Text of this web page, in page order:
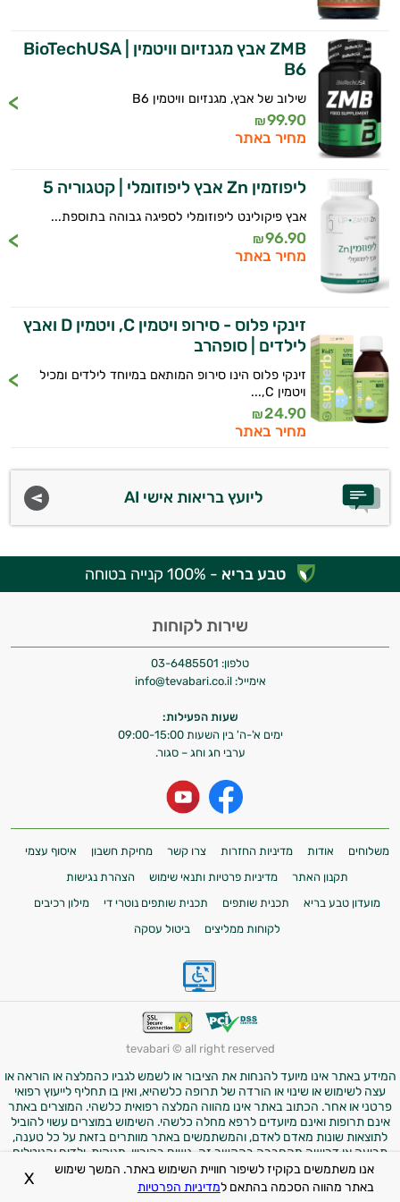
ויטמין K
זעפרן
מורינגה
ZMB אבץ מגנזיום וויטמין BioTechUSA |
B6
שילוב של אבץ, מגנזיום וויטמין B6
99.90
₪
מחיר באתר
ליפוזמין Zn אבץ ליפוזומלי | קטגוריה 5
אבץ פיקולינט ליפוזומלי לספיגה גבוהה בתוספת...
96.90
₪
מחיר באתר
זינקי פלוס - סירופ ויטמין C, ויטמין D ואבץ
לילדים | סופהרב
זינקי פלוס הינו סירופ המותאם במיוחד לילדים ומכיל
ויטמין C,...
24.90
₪
מחיר באתר
ליועץ בריאות אישי AI
טבע בריא - 100% קנייה בטוחה
שירות לקוחות
טלפון: 03-6485501
אימייל: info@tevabari.co.il
שעות הפעילות:
ימים א'-ה' בין השעות 09:00-15:00
ערבי חג וחג – סגור.
משלוחים אודות מדיניות החזרות צרו קשר מחיקת חשבון
איסוף עצמי
תקנון האתר
מדיניות פרטיות ותנאי שימוש
הצהרת נגישות
מועדון טבע בריא
תכנית שותפים תכנית שותפים נוטרי די
מילון רכיבים
לקוחות ממליצים
ביטול עסקה
tevabari © all right reserved
המידע באתר אינו מיועד להנחות את הציבור או לשמש לגביו כהמלצה או הוראה או
עצה לשימוש או שינוי או הורדה של תרופה כלשהיא, ואין בו תחליף לייעוץ רפואי
פרטני או אחר. הכתוב באתר אינו מהווה המלצה רפואית כלשהי. המוצרים באתר
אינם תרופות ואינם מיועדים לרפא מחלה כלשהי. השימוש במוצרים עשוי להוביל
לתוצאות שונות מאדם לאדם, והמשתמשים באתר מוותרים בזאת על כל טענה,
תביעה או דרישה מהחברה בהקשר זה. נשים בהיריון, מניקות, ילדים והנוטלים
תרופות מרשם – יש להיוועץ ברופא לפני השימוש במוצרים. התמונות באתר הן
להמחשה בלבד.
אנו משתמשים בקוקיז לשיפור חוויית השימוש באתר. המשך שימוש
באתר מהווה הסכמה בהתאם למדיניות הפרטיות X